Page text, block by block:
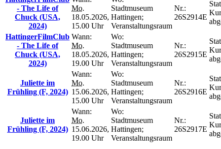
- The Life of
Chuck (USA,
2024)
Mo.
18.05.2026,
15.00 Uhr
Stadtmuseum
Hattingen;
Veranstaltungsraum
Nr.:
26S2914E
HattingerFilmClub
- The Life of
Chuck (USA,
2024)
Wann:
Mo.
18.05.2026,
19.00 Uhr
Wo:
Stadtmuseum
Hattingen;
Veranstaltungsraum
Nr.:
26S2915E
Juliette im
Frühling (F, 2024)
Wann:
Mo.
15.06.2026,
15.00 Uhr
Wo:
Stadtmuseum
Hattingen;
Veranstaltungsraum
Nr.:
26S2916E
Juliette im
Frühling (F, 2024)
Wann:
Mo.
15.06.2026,
19.00 Uhr
Wo:
Stadtmuseum
Hattingen;
Veranstaltungsraum
Nr.:
26S2917E